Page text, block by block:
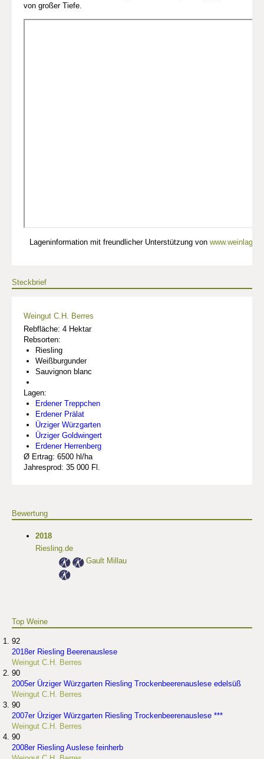
von großer Tiefe.
Lageninformation mit freundlicher Unterstützung von
Steckbrief
Weingut C.H. Berres
Rebfläche: 4 Hektar
Rebsorten:
Riesling
Weißburgunder
Sauvignon blanc
Lagen:
Erdener Treppchen
Erdener Prälat
Ürziger Würzgarten
Ürziger Goldwingert
Erdener Herrenberg
Ø Ertrag: 6500 hl/ha
Jahresprod: 35 000 Fl.
Bewertung
2018
Riesling.de
Gault Millau
Top Weine
92
2018er Riesling Beerenauslese
Weingut C.H. Berres
90
2005er Ürziger Würzgarten Riesling Trockenbeerenauslese edelsüß
Weingut C.H. Berres
90
2007er Ürziger Würzgarten Riesling Trockenbeerenauslese ***
Weingut C.H. Berres
90
2008er Riesling Auslese feinherb